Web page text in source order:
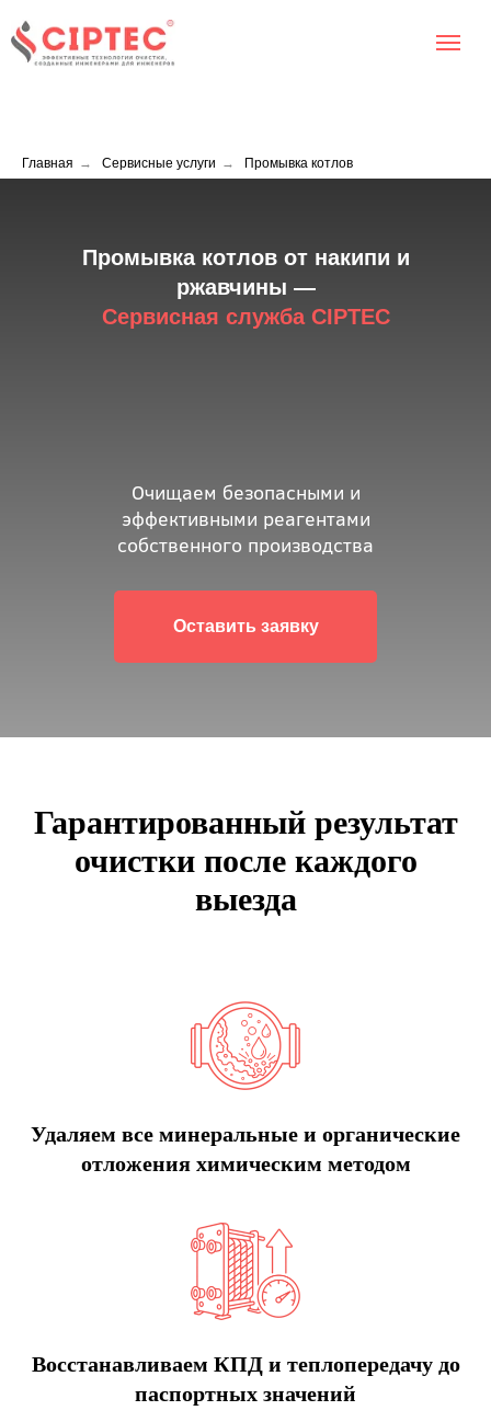
Главная → Сервисные услуги → Промывка котлов
Промывка котлов от накипи и
ржавчины —
Сервисная служба CIPTEC
Оставить заявку
Очищаем безопасными и
эффективными реагентами
собственного производства
Гарантированный результат
очистки после каждого
выезда
Удаляем все минеральные и органические
отложения химическим методом
Восстанавливаем КПД и теплопередачу до
паспортных значений